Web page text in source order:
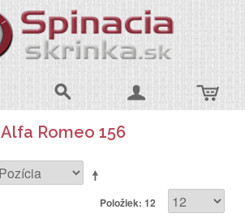
Alfa Romeo 156
Položiek: 12